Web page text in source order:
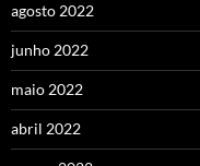
agosto 2022
junho 2022
maio 2022
abril 2022